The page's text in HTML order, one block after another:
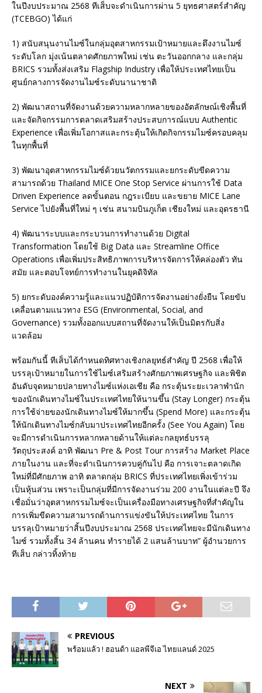
ในปีงบประมาณ 2568 ทีเส็บจะดำเนินการผ่าน 5 ยุทธศาสตร์สำคัญ
(TCEBGO) ได้แก่
1) สนับสนุนงานไมซ์ในกลุ่มอุตสาหกรรมเป้าหมายและดึงงานไมซ์
ระดับโลก มุ่งเน้นตลาดศักยภาพใหม่ เช่น ตะวันออกกลาง และกลุ่ม
BRICS รวมทั้งส่งเสริม Flagship Industry เพื่อให้ประเทศไทยเป็น
ศูนย์กลางการจัดงานไมซ์ระดับนานาชาติ
2) พัฒนาสถานที่จัดงานด้วยความหลากหลายของอัตลักษณ์เชิงพื้นที่
และจัดกิจกรรมการตลาดเสริมสร้างประสบการณ์แบบ Authentic
Experience เพื่อเพิ่มโอกาสและกระตุ้นให้เกิดกิจกรรมไมซ์ครอบคลุม
ในทุกพื้นที่
3) พัฒนาอุตสาหกรรมไมซ์ด้วยนวัตกรรมและยกระดับขีดความ
สามารถด้วย Thailand MICE One Stop Service ผ่านการใช้ Data
Driven Experience ลดขั้นตอน กฎระเบียบ และขยาย MICE Lane
Service ไปยังพื้นที่ใหม่ ๆ เช่น สนามบินภูเก็ต เชียงใหม่ และอุดรธานี
4) พัฒนาระบบและกระบวนการทำงานด้วย Digital
Transformation โดยใช้ Big Data และ Streamline Office
Operations เพื่อเพิ่มประสิทธิภาพการบริหารจัดการให้คล่องตัว ทัน
สมัย และตอบโจทย์การทำงานในยุคดิจิทัล
5) ยกระดับองค์ความรู้และแนวปฏิบัติการจัดงานอย่างยั่งยืน โดยขับ
เคลื่อนตามแนวทาง ESG (Environmental, Social, and
Governance) รวมทั้งออกแบบสถานที่จัดงานให้เป็นมิตรกับสิ่ง
แวดล้อม
พร้อมกันนี้ ทีเส็บได้กำหนดทิศทางเชิงกลยุทธ์สำคัญ ปี 2568 เพื่อให้
บรรลุเป้าหมายในการใช้ไมซ์เสริมสร้างศักยภาพเศรษฐกิจ และพิชิต
อันดับจุดหมายปลายทางไมซ์แห่งเอเชีย คือ กระตุ้นระยะเวลาพำนัก
ของนักเดินทางไมซ์ในประเทศไทยให้นานขึ้น (Stay Longer) กระตุ้น
การใช้จ่ายของนักเดินทางไมซ์ให้มากขึ้น (Spend More) และกระตุ้น
ให้นักเดินทางไมซ์กลับมาประเทศไทยอีกครั้ง (See You Again) โดย
จะมีการดำเนินการหลากหลายด้านให้แต่ละกลยุทธ์บรรลุ
วัตถุประสงค์ อาทิ พัฒนา Pre & Post Tour การสร้าง Market Place
ภายในงาน และที่จะดำเนินการควบคู่กันไป คือ การเจาะตลาดเกิด
ใหม่ที่มีศักยภาพ อาทิ ตลาดกลุ่ม BRICS ที่ประเทศไทยเพิ่งเข้าร่วม
เป็นหุ้นส่วน เพราะเป็นกลุ่มที่มีการจัดงานร่วม 200 งานในแต่ละปี จึง
เชื่อมั่นว่าอุตสาหกรรมไมซ์จะเป็นเครื่องมือทางเศรษฐกิจที่สำคัญใน
การเพิ่มขีดความสามารถด้านการแข่งขันให้ประเทศไทย ในการ
บรรลุเป้าหมายว่าสิ้นปีงบประมาณ 2568 ประเทศไทยจะมีนักเดินทาง
ไมซ์ รวมทั้งสิ้น 34 ล้านคน ทำรายได้ 2 แสนล้านบาท” ผู้อำนวยการ
ทีเส็บ กล่าวทิ้งท้าย
PREVIOUS
พร้อมแล้ว ! ฮอนด้า แอลพีจีเอ ไทยแลนด์ 2025
NEXT